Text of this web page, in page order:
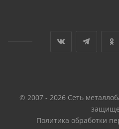
© 2007 - 2026 Сеть
Политика обработки